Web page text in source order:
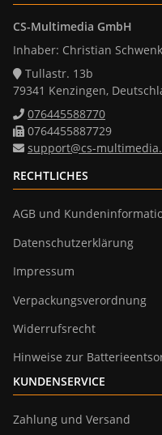
CS-Multimedia GmbH
Inhaber: Christian Schwenk
Tullastr. 13b
79341 Kenzingen,
076445588770
0764455887729
support@cs-
RECHTLICHES
AGB und
Datenschutzerklärung
Impressum
Verpackungsverordnung
Widerrufsrecht
Hinweise zur
KUNDENSERVICE
Zahlung und Versand